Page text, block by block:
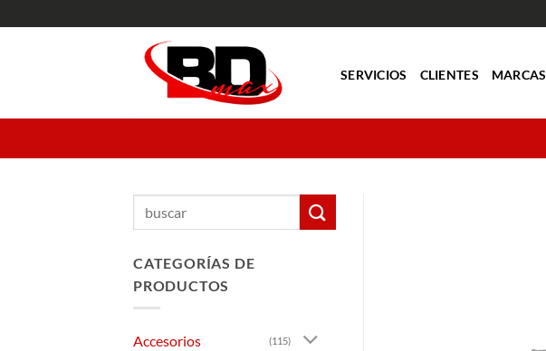
al
SERVICIOS CLIENTES MARCAS
CATEGORÍAS DE
PRODUCTOS
Accesorios (115)